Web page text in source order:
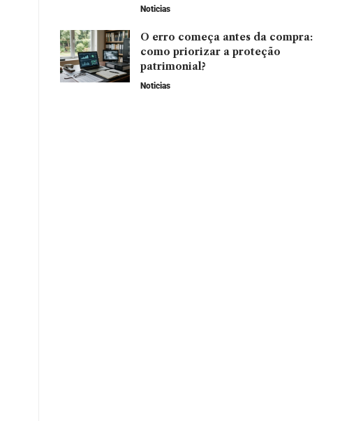
Noticias
O erro começa antes da compra:
como priorizar a proteção
patrimonial?
Noticias